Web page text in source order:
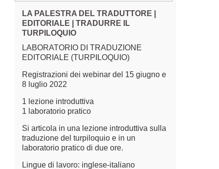
LA PALESTRA DEL TRADUTTORE |
EDITORIALE | TRADURRE IL
TURPILOQUIO
LABORATORIO DI TRADUZIONE
EDITORIALE (TURPILOQUIO)
Registrazioni dei webinar del 15 giugno e
8 luglio 2022
1 lezione introduttiva
1 laboratorio pratico
Si articola in una lezione introduttiva sulla
traduzione del turpiloquio e in un
laboratorio pratico di due ore.
Lingue di lavoro: inglese-italiano